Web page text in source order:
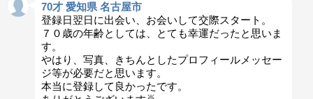
70才 愛知県 名古屋市
登録日翌日に出会い、お会いして交際スタート。
７０歳の年齢としては、とても幸運だったと思いま
す。
やはり、写真、きちんとしたプロフィールメッセー
ジ等が必要だと思います。
本当に登録して良かったです。